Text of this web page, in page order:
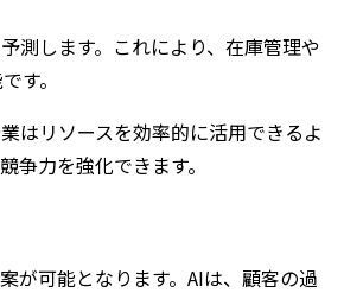
測します。これにより、在庫管理や
す。
はリソースを効率的に活用できるよ
争力を強化できます。
が可能となります。AIは、顧客の過